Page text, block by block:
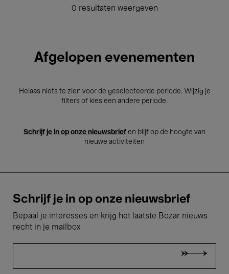
0 resultaten weergeven
Afgelopen evenementen
Helaas niets te zien voor de geselecteerde periode. Wijzig je
filters of kies een andere periode.
Schrijf je in op onze nieuwsbrief en blijf op de hoogte van
nieuwe activiteiten
Schrijf je in op onze nieuwsbrief
Bepaal je interesses en krijg het laatste Bozar nieuws
recht in je mailbox